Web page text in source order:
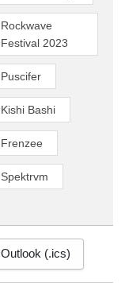
Rockwave
Festival 2023
Puscifer
Kishi Bashi
Frenzee
Spektrvm
Outlook (.ics)